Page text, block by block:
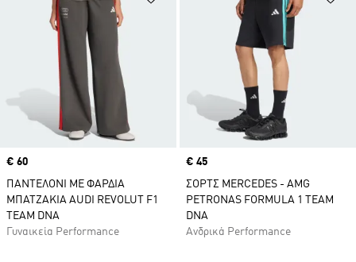
Price
€ 60
ΠΑΝΤΕΛΟΝΙ ΜΕ ΦΑΡΔΙΑ
ΜΠΑΤΖΑΚΙΑ AUDI REVOLUT F1
TEAM DNA
Γυναικεία Performance
Price
€ 45
ΣΟΡΤΣ MERCEDES - AMG
PETRONAS FORMULA 1 TEAM
DNA
Ανδρικά Performance